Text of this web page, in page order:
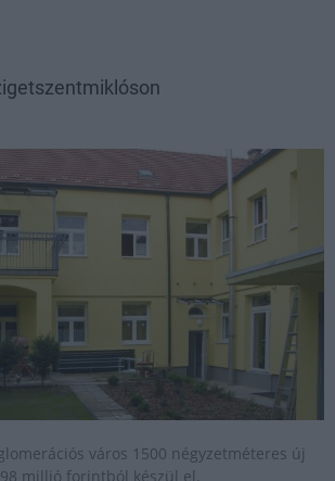
város 1500 négyzetméteres új
millió forintból készül el.